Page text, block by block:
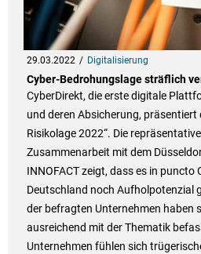
29.03.2022 Digitalisierung
Cyber-Bedrohungslage sträflich
CyberDirekt, die erste digitale
und deren Absicherung, präsentiert
Risikolage 2022“. Die
Zusammenarbeit mit dem
INNOFACT zeigt, dass es in puncto
Deutschland noch Aufholpotenzial
der befragten Unternehmen haben
ausreichend mit der Thematik
Unternehmen fühlen sich